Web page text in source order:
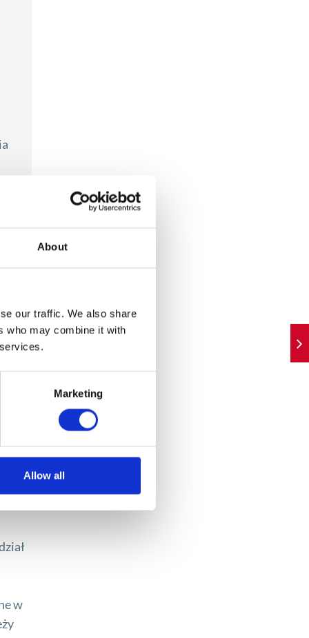
About
our traffic. We also share
who may combine it with
Marketing
Allow all
w